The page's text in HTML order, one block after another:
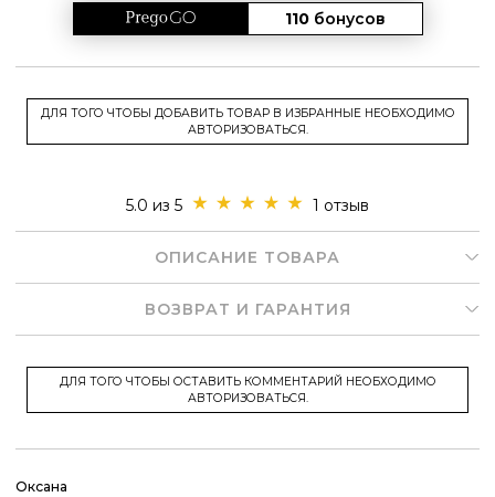
110 бонусов
ДЛЯ ТОГО ЧТОБЫ ДОБАВИТЬ ТОВАР В ИЗБРАННЫЕ НЕОБХОДИМО
АВТОРИЗОВАТЬСЯ.
5.0 из 5 1 отзыв
ОПИСАНИЕ ТОВАРА
ВОЗВРАТ И ГАРАНТИЯ
ДЛЯ ТОГО ЧТОБЫ ОСТАВИТЬ КОММЕНТАРИЙ НЕОБХОДИМО
АВТОРИЗОВАТЬСЯ.
Оксана